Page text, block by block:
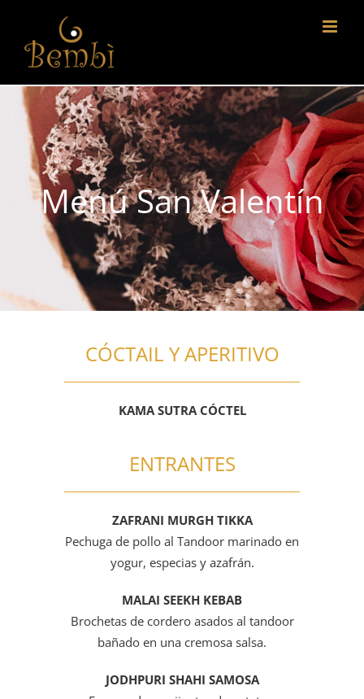
content
Menú San Valentín
CÓCTAIL Y APERITIVO
KAMA SUTRA CÓCTEL
ENTRANTES
ZAFRANI MURGH TIKKA
Pechuga de pollo al Tandoor marinado en
yogur, especias y azafrán.
MALAI SEEKH KEBAB
Brochetas de cordero asados al tandoor
bañado en una cremosa salsa.
JODHPURI SHAHI SAMOSA